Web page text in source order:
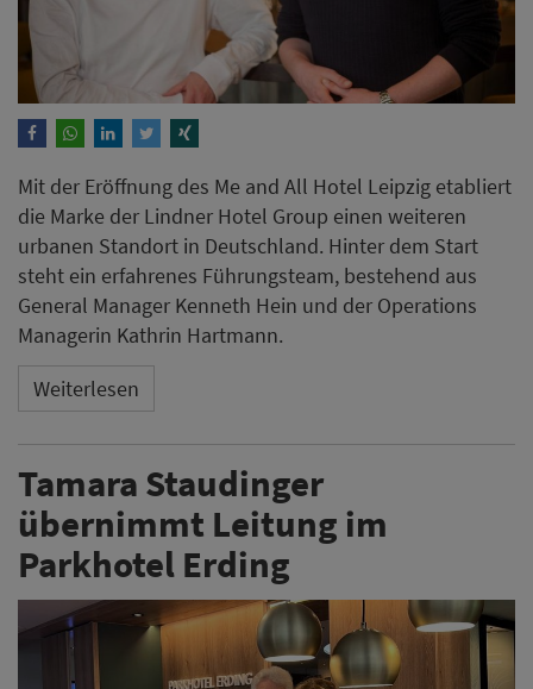
Weiterlesen
Tamara Staudinger
übernimmt Leitung im
Parkhotel Erding
Im Best Western Plus Parkhotel Erding hat ein
Generationenwechsel stattgefunden. Nach 32 Jahren
übergibt Friedrich Staudinger die Geschäftsführung an